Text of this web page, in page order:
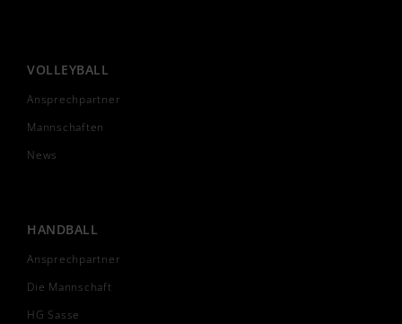
VOLLEYBALL
Ansprechpartner
Mannschaften
News
HANDBALL
Ansprechpartner
Die Mannschaft
HG Sasse